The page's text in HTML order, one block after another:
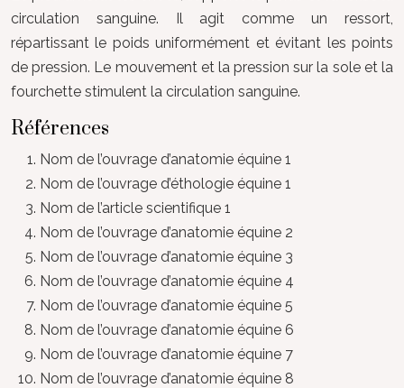
circulation sanguine. Il agit comme un ressort,
répartissant le poids uniformément et évitant les points
de pression. Le mouvement et la pression sur la sole et la
fourchette stimulent la circulation sanguine.
Références
Nom de l’ouvrage d’anatomie équine 1
Nom de l’ouvrage d’éthologie équine 1
Nom de l’article scientifique 1
Nom de l’ouvrage d’anatomie équine 2
Nom de l’ouvrage d’anatomie équine 3
Nom de l’ouvrage d’anatomie équine 4
Nom de l’ouvrage d’anatomie équine 5
Nom de l’ouvrage d’anatomie équine 6
Nom de l’ouvrage d’anatomie équine 7
Nom de l’ouvrage d’anatomie équine 8